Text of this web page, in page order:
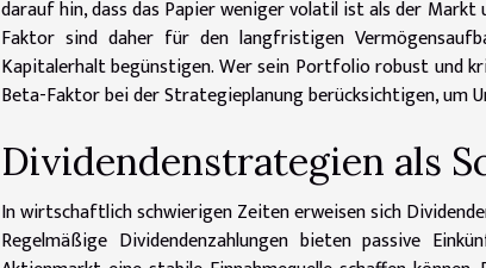
darauf hin, dass das Papier weniger volatil ist als der
Faktor sind daher für den langfristigen
Kapitalerhalt begünstigen. Wer sein Portfolio robust und
Beta-Faktor bei der Strategieplanung berücksichtigen, um
Dividendenstrategien als
In wirtschaftlich schwierigen Zeiten erweisen sich
Regelmäßige Dividendenzahlungen bieten passive